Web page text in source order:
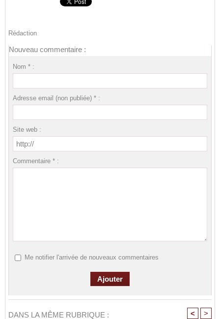
Rédaction
Nouveau commentaire :
Nom * :
Adresse email (non publiée) * :
Site web :
Commentaire * :
Me notifier l'arrivée de nouveaux commentaires
DANS LA MÊME RUBRIQUE : < >